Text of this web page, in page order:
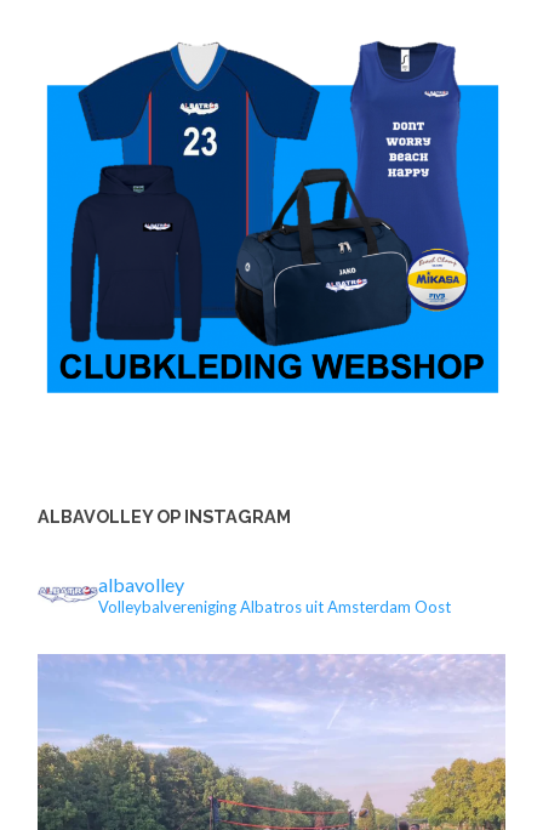
ALBAVOLLEY OP INSTAGRAM
albavolley
Volleybalvereniging Albatros uit Amsterdam Oost